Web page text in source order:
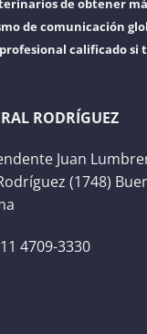
de obtener
de comunicación
calificado si
RODRÍGUEZ
Juan
(1748)
4709-3330